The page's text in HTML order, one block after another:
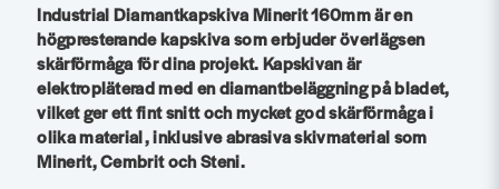
Industrial Diamantkapskiva Minerit 160mm är en
högpresterande kapskiva som erbjuder överlägsen
skärförmåga för dina projekt. Kapskivan är
elektropläterad med en diamantbeläggning på bladet,
vilket ger ett fint snitt och mycket god skärförmåga i
olika material, inklusive abrasiva skivmaterial som
Minerit, Cembrit och Steni.